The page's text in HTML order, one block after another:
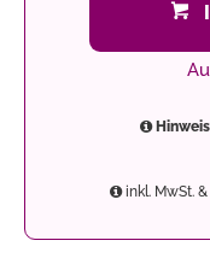
inkl. MwSt.